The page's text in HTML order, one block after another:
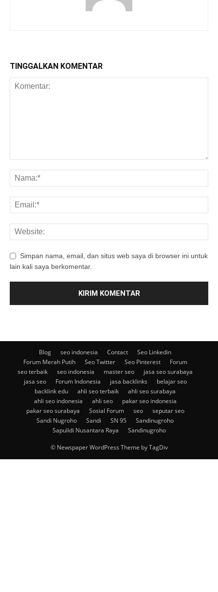
TINGGALKAN KOMENTAR
Simpan nama, email, dan situs web saya di browser ini untuk
lain kali saya berkomentar.
Blog seo indonesia Contact
Seo Linkedin
Forum Merah Putih
Seo Twitter Seo Pinterest
Forum
seo terbaik
seo indonesia master seo
jasa seo surabaya
jasa seo
Forum Indonesia jasa backlinks
belajar seo
backlink edu
ahli seo terbaik
ahli seo surabaya
ahli seo indonesia
ahli seo
pakar seo indonesia
pakar seo surabaya
Sosial Forum seo
seputar seo
Sandi Nugroho
Sandi SN 95
Sandinugroho
Sapulidi Nusantara Raya
Sandinugroho
© Newspaper WordPress Theme by TagDiv